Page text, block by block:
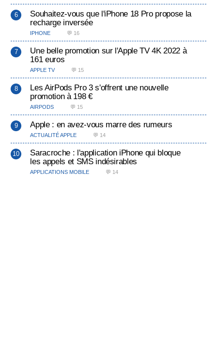
Souhaitez-vous que l'iPhone 18 Pro propose la
recharge inversée
IPHONE 💬 16
Une belle promotion sur l'Apple TV 4K 2022 à
161 euros
APPLE TV 💬 15
Les AirPods Pro 3 s'offrent une nouvelle
promotion à 198 €
AIRPODS 💬 15
Apple : en avez-vous marre des rumeurs
ACTUALITÉ APPLE 💬 14
Saracroche : l'application iPhone qui bloque
les appels et SMS indésirables
APPLICATIONS MOBILE 💬 14